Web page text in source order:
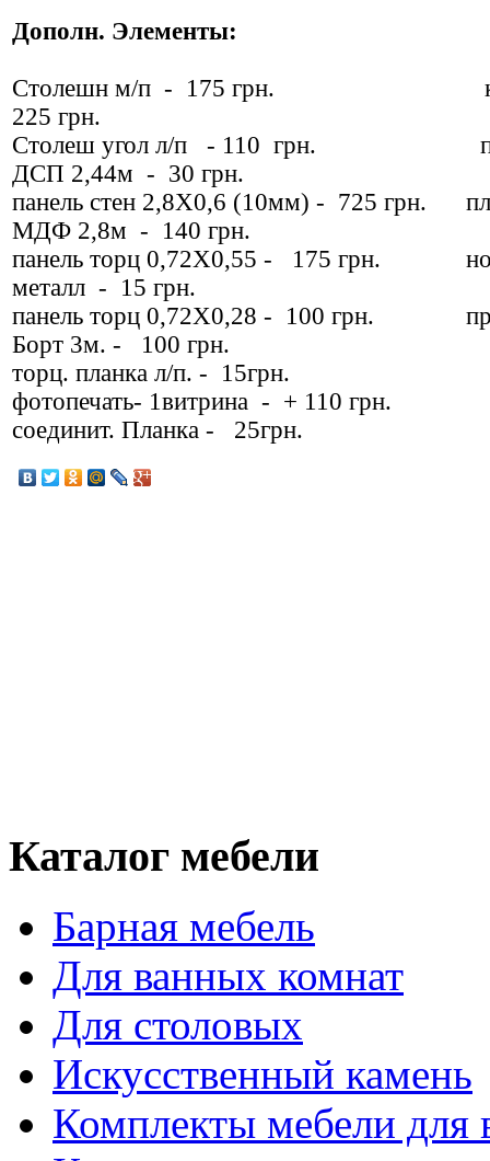
Дополн. Элементы:
Столешн м/п - 175 грн.
225 грн.
Столеш угол л/п - 110 грн.
ДСП 2,44м - 30 грн.
панель стен 2,8Х0,6 (10мм) - 725 грн.
МДФ 2,8м - 140 грн.
панель торц 0,72Х0,55 - 175 грн.
металл - 15 грн.
панель торц 0,72Х0,28 - 100 грн.
Борт 3м. - 100 грн.
торц. планка л/п. - 15грн.
фотопечать- 1витрина - + 110 грн.
соединит. Планка - 25грн.
Каталог мебели
Барная мебель
Для ванных комнат
Для столовых
Искусственный камень
Комплекты мебели для